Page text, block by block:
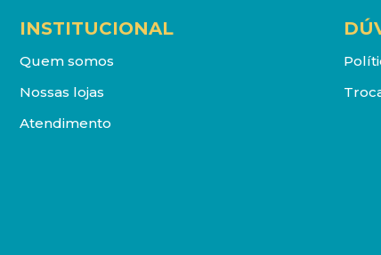
INSTITUCIONAL
Quem somos
Nossas lojas
Atendimento